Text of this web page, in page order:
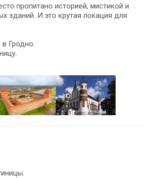
пропитано историей, мистикой и
зданий. И это крутая локация для
Гродно.